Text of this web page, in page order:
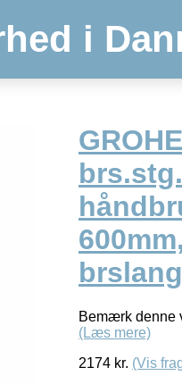
i
Bemærk denne
(Læs mere)
2174 kr. (Vis